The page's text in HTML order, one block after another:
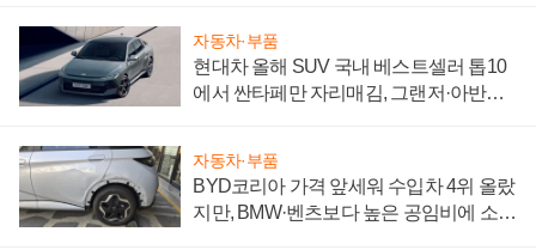
자동차·부품
현대차 올해 SUV 국내 베스트셀러 톱10
에서 싼타페만 자리매김, 그랜저·아반떼
자동차·부품
BYD코리아 가격 앞세워 수입차 4위 올랐
지만, BMW·벤츠보다 높은 공임비에 소비